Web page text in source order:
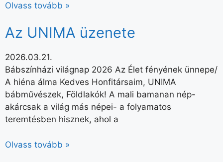
Olvass tovább »
Az UNIMA üzenete
2026.03.21.
Bábszínházi világnap 2026 Az Élet fényének ünnepe/
A hiéna álma Kedves Honfitársaim, UNIMA
bábművészek, Földlakók! A mali bamanan nép-
akárcsak a világ más népei- a folyamatos
teremtésben hisznek, ahol a
Olvass tovább »